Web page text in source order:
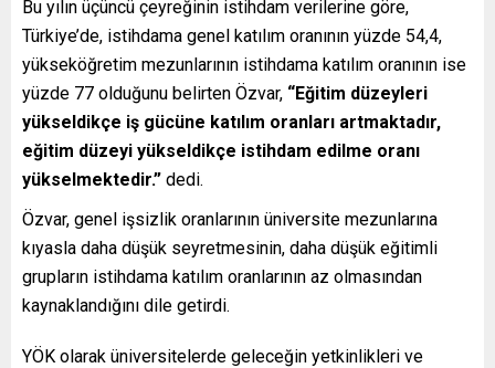
Bu yılın üçüncü çeyreğinin istihdam verilerine göre,
Türkiye’de, istihdama genel katılım oranının yüzde 54,4,
yükseköğretim mezunlarının istihdama katılım oranının ise
yüzde 77 olduğunu belirten Özvar, “Eğitim düzeyleri
yükseldikçe iş gücüne katılım oranları artmaktadır,
eğitim düzeyi yükseldikçe istihdam edilme oranı
yükselmektedir.” dedi.
Özvar, genel işsizlik oranlarının üniversite mezunlarına
kıyasla daha düşük seyretmesinin, daha düşük eğitimli
grupların istihdama katılım oranlarının az olmasından
kaynaklandığını dile getirdi.
YÖK olarak üniversitelerde geleceğin yetkinlikleri ve